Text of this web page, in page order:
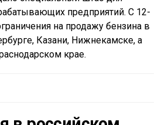
предприятий. С 12-
на продажу бензина в
Казани, Нижнекамске, а
крае.